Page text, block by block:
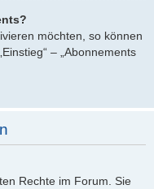
möchten, so können
– „Abonnements
Rechte im Forum. Sie